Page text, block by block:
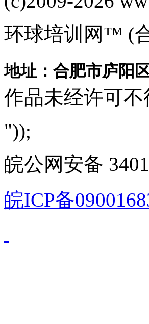
环球培训网™ (
地址：合肥市庐阳
作品未经许可
"));
皖公网安备
皖ICP备